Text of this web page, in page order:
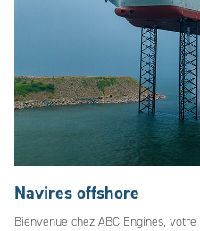
Navires offshore
Bienvenue chez ABC Engines,